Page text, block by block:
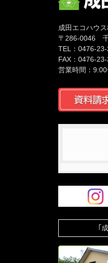
成田エコハウ
〒286-0046
TEL：0476-
FAX：0476-
営業時間：
｢